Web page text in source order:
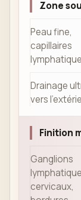
Zone
Peau fine,
capillaires
Drainage
vers
Finition
Ganglions
cervicaux,